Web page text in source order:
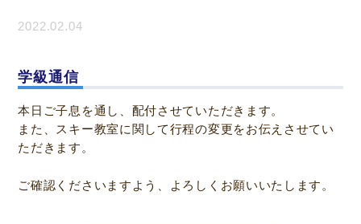
2022.02.04
学級通信
本日ご子息を通し、配付させていただきます。
また、スキー教室に関して行程の変更をお伝えさせてい
ただきます。
ご確認くださいますよう、よろしくお願いいたします。